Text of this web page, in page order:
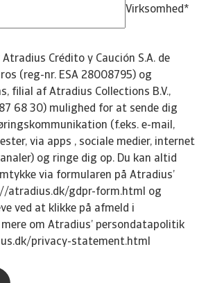
Virksomhed*
Crédito y Caución S.A. de
(reg-nr. ESA 28008795) og
filial af Atradius Collections B.V.,
68 30) mulighed for at sende dig
(f.eks. e-mail,
via apps , sociale medier, internet
og ringe dig op. Du kan altid
via formularen på Atradius’
atradius.dk/gdpr-form.html og
ved at klikke på afmeld i
om Atradius’ persondatapolitik
privacy-statement.html